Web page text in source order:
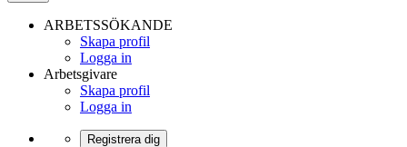
ARBETSSÖKANDE
Skapa profil
Logga in
Arbetsgivare
Skapa profil
Logga in
Registrera dig